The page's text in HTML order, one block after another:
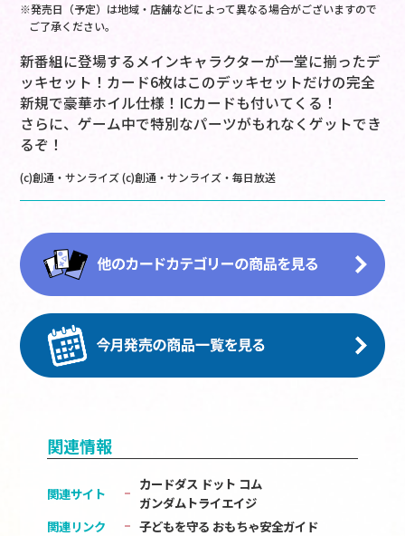
※発売日（予定）は地域・店舗などによって異なる場合がございますので
ご了承ください。
新番組に登場するメインキャラクターが一堂に揃ったデ
ッキセット！カード6枚はこのデッキセットだけの完全
新規で豪華ホイル仕様！ICカードも付いてくる！
さらに、ゲーム中で特別なパーツがもれなくゲットでき
るぞ！
(c)創通・サンライズ (c)創通・サンライズ・毎日放送
関連情報
関連サイト
カードダス ドット コム
ガンダムトライエイジ
関連リンク
子どもを守る おもちゃ安全ガイド